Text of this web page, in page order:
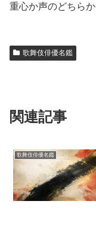
重心か声のどちら
歌舞伎俳優名鑑
関連記事
歌舞伎俳優名鑑